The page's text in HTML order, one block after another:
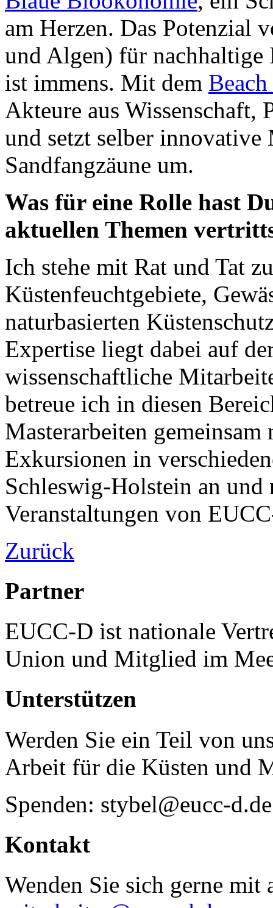
am Herzen. Das Potenzial
und Algen) für nachhaltige
ist immens. Mit dem
Akteure aus
und setzt selber
Sandfangzäune um.
Was für eine Rolle hast
aktuellen Themen
Ich stehe mit Rat und Tat
Küstenfeuchtgebiete,
naturbasierten
Expertise liegt dabei auf
wissenschaftliche
betreue ich in diesen
Masterarbeiten
Exkursionen in
Schleswig-Holstein an und
Veranstaltungen von
Zurück
Partner
EUCC-D ist nationale
Union und Mitglied im
Unterstützen
Werden Sie ein Teil von
Arbeit für die Küsten und
Spenden: stybel@eucc-d.de
Kontakt
Wenden Sie sich gerne mit